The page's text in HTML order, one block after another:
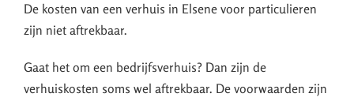
De kosten van een verhuis in Elsene voor particulieren
zijn niet aftrekbaar.
Gaat het om een bedrijfsverhuis? Dan zijn de
verhuiskosten soms wel aftrekbaar. De voorwaarden zijn